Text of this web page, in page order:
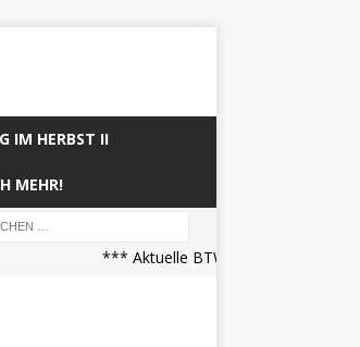
IM HERBST II
MEHR!
*** Aktuelle BTW21 Prognose